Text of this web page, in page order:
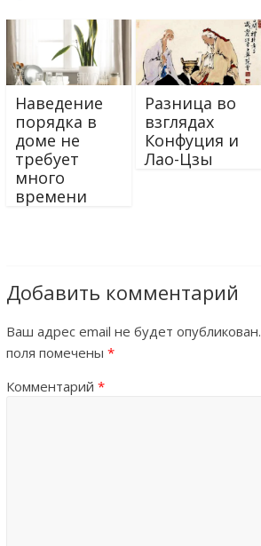
Наведение
порядка в
доме не
требует
много
времени
Разница во
взглядах
Конфуция и
Лао-Цзы
Добавить комментарий
Ваш адрес email не будет опубликован.
поля помечены *
Комментарий *